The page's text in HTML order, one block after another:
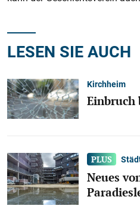
LESEN SIE AUCH
Kirchheim
Einbruch
Neues